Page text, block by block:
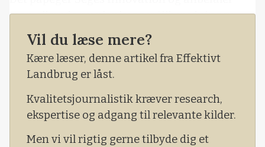
man allerede nu planlægger tilberedningen.
- Dyrkes majs efter en græsmark, skal
græsmarken nedvisnes gerne her lige før jul.
Det gør det lettere at pakke jorden før såning,
Vil du læse mere?
Kære læser, denne artikel fra Effektivt
Landbrug er låst.
Kvalitetsjournalistik kræver research,
ekspertise og adgang til relevante kilder.
Men vi vil rigtig gerne tilbyde dig et